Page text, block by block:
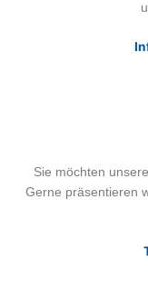
Sie möchten
Gerne präsentieren